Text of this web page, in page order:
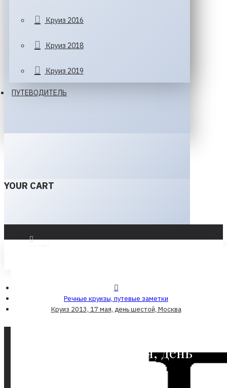
Круиз 2016
Круиз 2018
Круиз 2019
ПУТЕВОДИТЕЛЬ
YOUR CART
LOGIN
Речные круизы, путевые заметки
Круиз 2013, 17 мая, день шестой, Москва
Круиз 2013, 17 мая, день
шестой, Москва